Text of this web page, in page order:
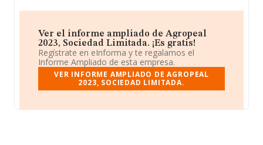
Ver el informe ampliado de Agropeal
2023, Sociedad Limitada. ¡Es gratis!
Regístrate en eInforma y te regalamos el
Informe Ampliado de esta empresa.
VER INFORME AMPLIADO DE AGROPEAL
2023, SOCIEDAD LIMITADA.